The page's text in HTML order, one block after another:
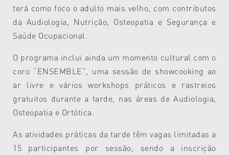
terá como foco o adulto mais velho, com contributos
da Audiologia, Nutrição, Osteopatia e Segurança e
Saúde Ocupacional.
O programa inclui ainda um momento cultural com o
coro “ENSEMBLE”, uma sessão de showcooking ao
ar livre e vários workshops práticos e rastreios
gratuitos durante a tarde, nas áreas de Audiologia,
Osteopatia e Ortótica.
As atividades práticas da tarde têm vagas limitadas a
15 participantes por sessão, sendo a inscrição